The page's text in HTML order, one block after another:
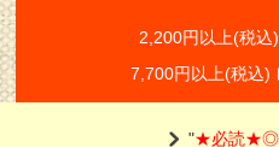
2,200円以上(税込
7,700円以上(税込)
"★必読★◎